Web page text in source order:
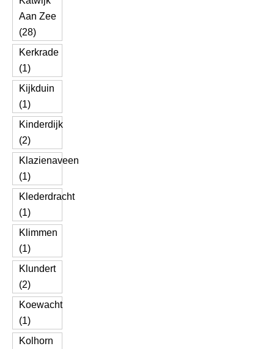
Aan Zee
(28)
Kerkrade
(1)
Kijkduin
(1)
Kinderdijk
(2)
Klazienaveen
(1)
Klederdracht
(1)
Klimmen
(1)
Klundert
(2)
Koewacht
(1)
Kolhorn